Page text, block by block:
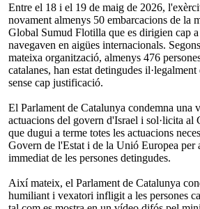
Entre el 18 i el 19 de maig de 2026,
novament almenys 50 embarcacions de la
Global Sumud Flotilla que es dirigien cap
navegaven en aigües internacionals.
mateixa organització, almenys 476
catalanes, han estat detingudes
sense cap justificació.
El Parlament de Catalunya condemna una
actuacions del govern d'Israel i sol·licita al
que dugui a terme totes les actuacions
Govern de l'Estat i de la Unió Europea per
immediat de les persones detingudes.
Així mateix, el Parlament de Catalunya
humiliant i vexatori infligit a les persones